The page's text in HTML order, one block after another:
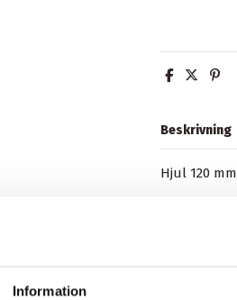
Information
Beskrivning
Hjul 120